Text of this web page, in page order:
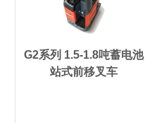
G2系列 1.5-1.8吨蓄电池
站式前移叉车